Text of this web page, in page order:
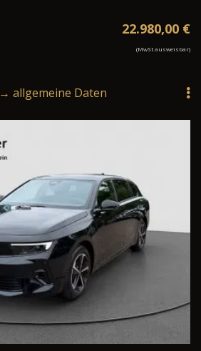
22.980,00 €
(MwSt ausweisbar)
→ allgemeine Daten